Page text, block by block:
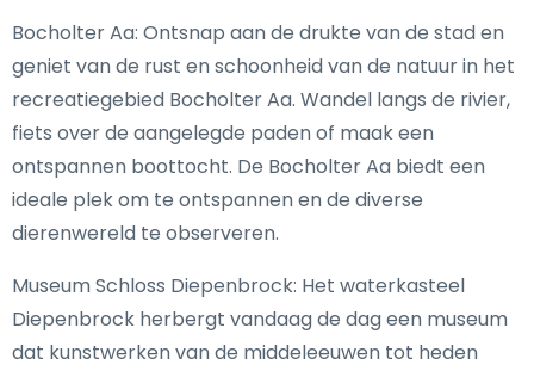
Bocholter Aa: Ontsnap aan de drukte van de stad en
geniet van de rust en schoonheid van de natuur in het
recreatiegebied Bocholter Aa. Wandel langs de rivier,
fiets over de aangelegde paden of maak een
ontspannen boottocht. De Bocholter Aa biedt een
ideale plek om te ontspannen en de diverse
dierenwereld te observeren.
Museum Schloss Diepenbrock: Het waterkasteel
Diepenbrock herbergt vandaag de dag een museum
dat kunstwerken van de middeleeuwen tot heden